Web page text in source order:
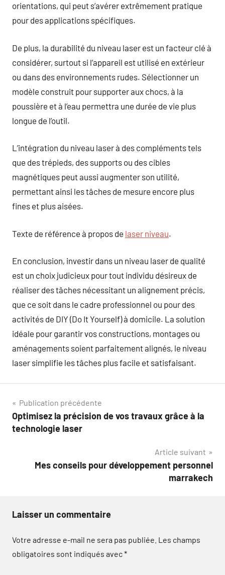
orientations, qui peut s’avérer extrêmement pratique
pour des applications spécifiques.
De plus, la durabilité du niveau laser est un facteur clé à
considérer, surtout si l’appareil est utilisé en extérieur
ou dans des environnements rudes. Sélectionner un
modèle construit pour supporter aux chocs, à la
poussière et à l’eau permettra une durée de vie plus
longue de l’outil.
L’intégration du niveau laser à des compléments tels
que des trépieds, des supports ou des cibles
magnétiques peut aussi augmenter son utilité,
permettant ainsi les tâches de mesure encore plus
fines et plus aisées.
Texte de référence à propos de laser niveau.
En conclusion, investir dans un niveau laser de qualité
est un choix judicieux pour tout individu désireux de
réaliser des tâches nécessitant un alignement précis,
que ce soit dans le cadre professionnel ou pour des
activités de DIY (Do It Yourself) à domicile. La solution
idéale pour garantir vos constructions, montages ou
aménagements soient parfaitement alignés, le niveau
laser simplifie les tâches plus facile et satisfaisant.
Navigation
de
Publication précédente
Optimisez la précision de vos travaux grâce à la
technologie laser
Article suivant
Mes conseils pour développement personnel
marrakech
Laisser un commentaire
Votre adresse e-mail ne sera pas publiée. Les champs
obligatoires sont indiqués avec*